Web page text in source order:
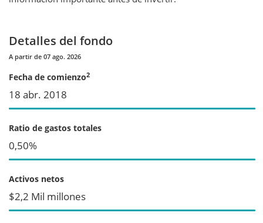
Detalles del fondo
A partir de 07 ago. 2026
Fecha de comienzo2
18 abr. 2018
Ratio de gastos totales
0,50%
Activos netos
$2,2 Mil millones